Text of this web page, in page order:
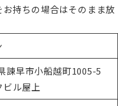
持ちの場合はそのまま放
早市小船越町1005-5
ル屋上